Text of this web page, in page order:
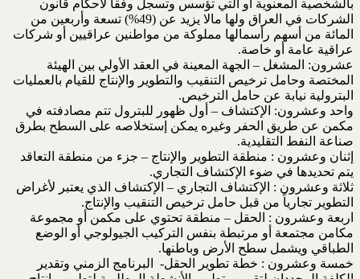
بالشخصية المعنوية أو التي تؤسس وتسجل وفقاً لأحكام قانون
الشركات في العراق ولها مالا يزيد عن (49%) تسعة وأربعين من
المائة من أسهم رأسمالها مملوكة من مواطنين عراقيين أو شركات
عراقية عامة أو خاصة.
عشرون: المشغل – الجهة المعينة في العقد الأولي بين الهيئة
المختصة وحامل ترخيص التنقيب والتطوير والإنتاج للقيام بالعمليات
البترولية نيابة عن حامل الترخيص.
واحد وعشرون: الإكتشاف – أول ظهور للبترول تتم مصادفته في
مكمن عن طريق الحفر وغيره يمكن إستخلاصه على السطح بطرق
صناعة النفط التقليدية.
إثنان وعشرون : منطقة التطوير والإنتاج – جزء من منطقة التعاقد
يتم تحديدها في ضوء الإكتشاف التجاري.
ثلاثة وعشرون : الإكتشاف التجاري – الإكتشاف الذي يعتبر لأغراض
التطوير تجارياً من قبل حامل ترخيص التنقيب والإنتاج.
اربعة وعشرون : الحقل – منطقة تحتوي على مكمن أو مجموعة
مكامن مجتمعة أو مرتبطة بنفس التركيب الجيولوجي أو الوضع
الطباقي ويشمل سطح الأرض وباطنها.
خمسة وعشرون : خطة تطوير الحقل- البرنامج الزمني وتقدير